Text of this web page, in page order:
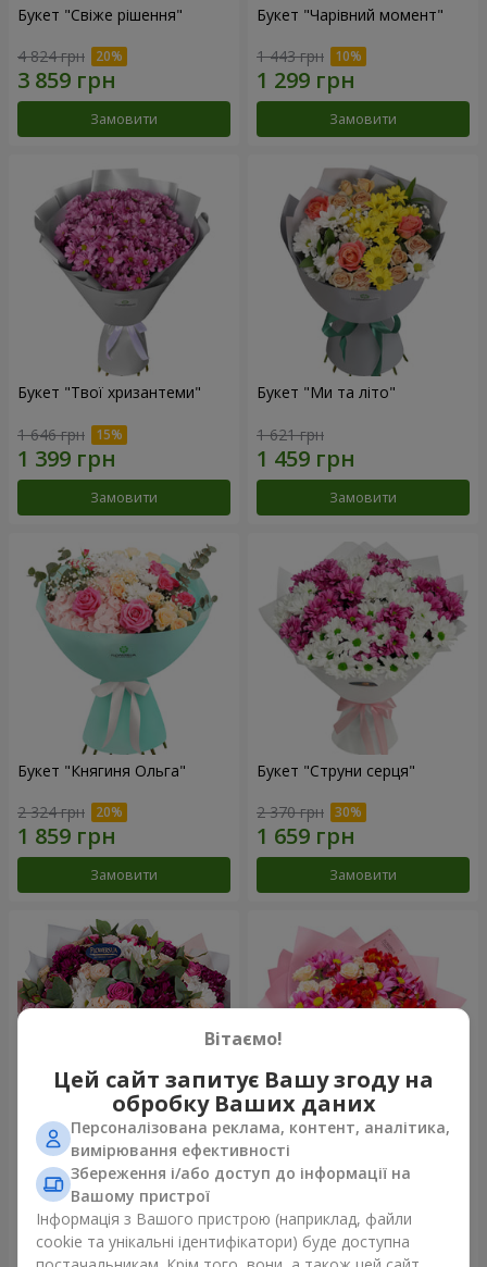
Букет "Свіже рішення"
4 824 грн
Замовити
Букет "Чарівний момент"
1 443 грн
Замовити
Букет "Твої хризантеми"
1 646 грн
Замовити
Букет "Ми та літо"
1 621 грн
Замовити
Букет "Княгиня Ольга"
2 324 грн
Замовити
Букет "Струни серця"
2 370 грн
Замовити
Букет "Все для тебе ...!"
5 574 грн
Замовити
Букет "Ніжне кохання"
Замовити
Вітаємо!
Цей сайт запитує Вашу згоду на
обробку Ваших даних
Персоналізована реклама, контент, аналітика,
вимірювання ефективності
Збереження і/або доступ до інформації на
Вашому пристрої
Інформація з Вашого пристрою (наприклад, файли
cookie та унікальні ідентифікатори) буде доступна